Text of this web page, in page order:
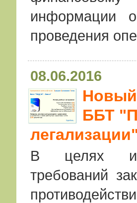
информации
проведения
08.06.2016
Новый
ББТ
В целях
требований